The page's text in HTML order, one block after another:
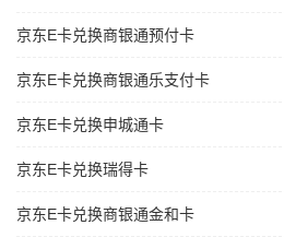
京东E卡兑换商银通预付卡
京东E卡兑换商银通乐支付卡
京东E卡兑换申城通卡
京东E卡兑换瑞得卡
京东E卡兑换商银通金和卡